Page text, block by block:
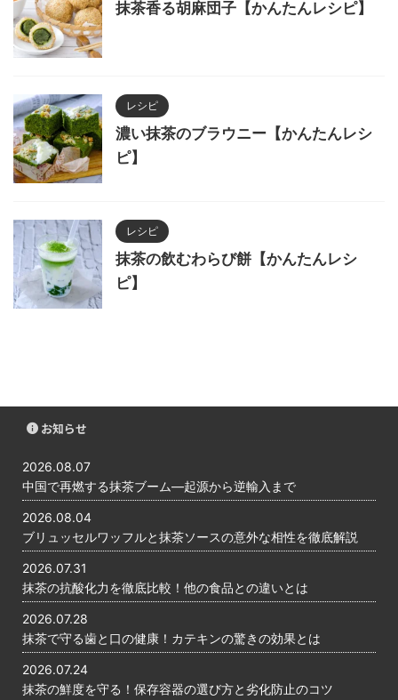
抹茶香る胡麻団子【かんたんレシピ】
レシピ
濃い抹茶のブラウニー【かんたんレシ
ピ】
レシピ
抹茶の飲むわらび餅【かんたんレシ
ピ】
お知らせ
2026.08.07
中国で再燃する抹茶ブーム―起源から逆輸入まで
2026.08.04
ブリュッセルワッフルと抹茶ソースの意外な相性を徹底解説
2026.07.31
抹茶の抗酸化力を徹底比較！他の食品との違いとは
2026.07.28
抹茶で守る歯と口の健康！カテキンの驚きの効果とは
2026.07.24
抹茶の鮮度を守る！保存容器の選び方と劣化防止のコツ